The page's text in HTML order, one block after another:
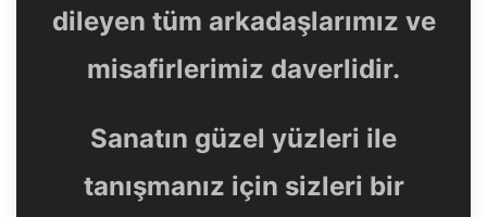
dileyen tüm arkadaşlarımız ve
misafirlerimiz daverlidir.
Sanatın güzel yüzleri ile
tanışmanız için sizleri bir